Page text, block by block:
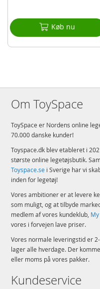
Køb nu
Om ToySpace
ToySpace er Nordens online
70.000 danske kunder!
Toyspace.dk blev etableret i
største online legetøjsbutik.
Toyspace.se i Sverige har vi
inden for legetøj!
Vores ambitioner er at levere
som muligt, og at tilbyde
medlem af vores kundeklub,
vores i forvejen lave priser.
Vores normale leveringstid er
lager alle hverdage. Der
eller moms på vores pakker.
Kundeservice